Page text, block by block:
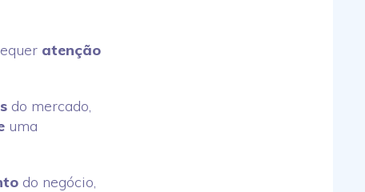
atenção
do mercado,
uma
do negócio,